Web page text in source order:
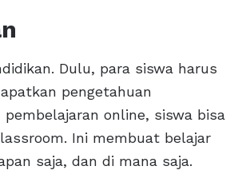
Dulu, para siswa harus
pengetahuan
online, siswa bisa
Ini membuat belajar
saja, dan di mana saja.